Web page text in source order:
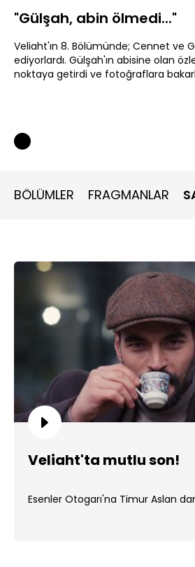
"Gülşah, abin ölmedi..."
Veliaht'ın 8. Bölümünde; Cennet ve
ediyorlardı. Gülşah'ın abisine olan
noktaya getirdi ve fotoğraflara
BÖLÜMLER FRAGMANLAR
Veliaht'ta mutlu son!
Esenler Otogarı'na Timur Aslan